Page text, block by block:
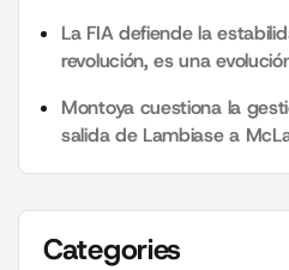
La FIA defiende la
revolución, es una
Montoya cuestiona la
salida de Lambiase a
Categories